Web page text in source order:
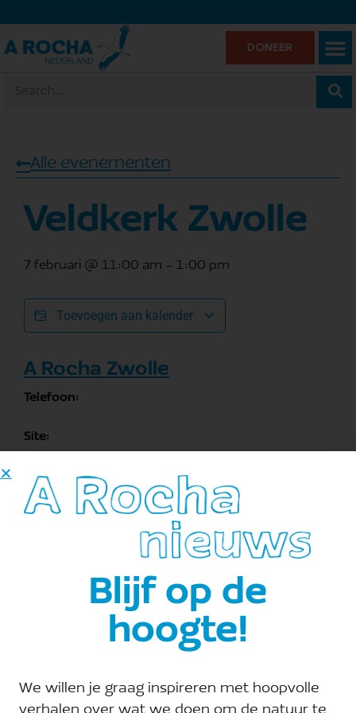
DONEER
Alle evenementen
Veldkerk Zwolle
7 februari @ 11:00 am - 1:00 pm
Toevoegen aan kalender
A Rocha Zwolle
Telefoon:
Site:
E-mail:
zwolle@arocha.org
Blijf op de
hoogte!
We willen je graag inspireren met hoopvolle